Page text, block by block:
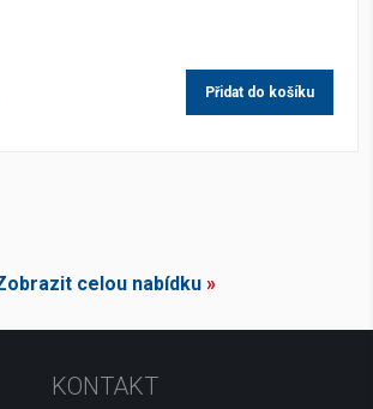
Přidat do košíku
celou nabídku»
KONTAKT